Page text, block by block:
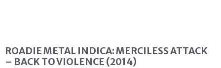
ROADIE METAL INDICA: MERCILESS ATTACK
– BACK TO VIOLENCE (2014)